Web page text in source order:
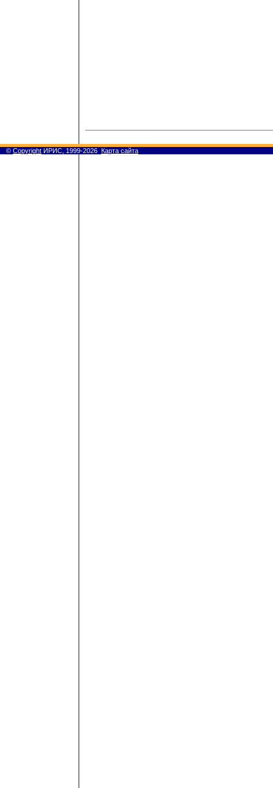
© Copyright ИРИС, 1999-2026 Карта сайта